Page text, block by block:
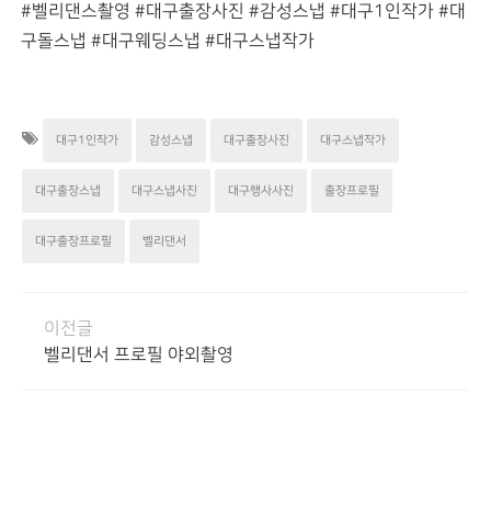
#벨리댄스촬영 #대구출장사진 #감성스냅 #대구1인작가 #대
구돌스냅 #대구웨딩스냅 #대구스냅작가
대구1인작가 감성스냅 대구출장사진 대구스냅작가
대구출장스냅 대구스냅사진 대구행사사진 출장프로필
대구출장프로필 벨리댄서
이전글
벨리댄서 프로필 야외촬영